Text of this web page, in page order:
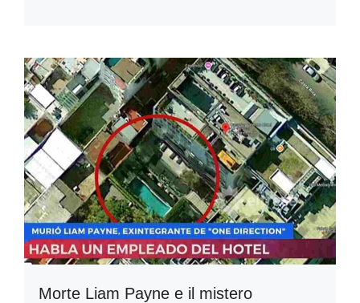
Morte Liam Payne e il mistero